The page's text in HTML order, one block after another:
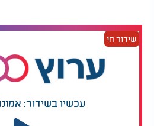
שידור חי
עכשיו בשידור: